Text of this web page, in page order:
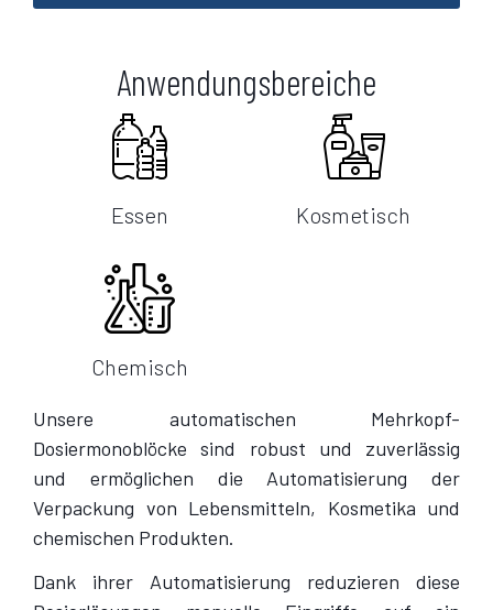
Anwendungsbereiche
Essen Kosmetisch
Chemisch
Unsere automatischen Mehrkopf-
Dosiermonoblöcke sind robust und zuverlässig
und ermöglichen die Automatisierung der
Verpackung von Lebensmitteln, Kosmetika und
chemischen Produkten.
Dank ihrer Automatisierung reduzieren diese